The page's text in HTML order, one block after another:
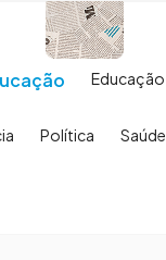
Educação
Política Saúde